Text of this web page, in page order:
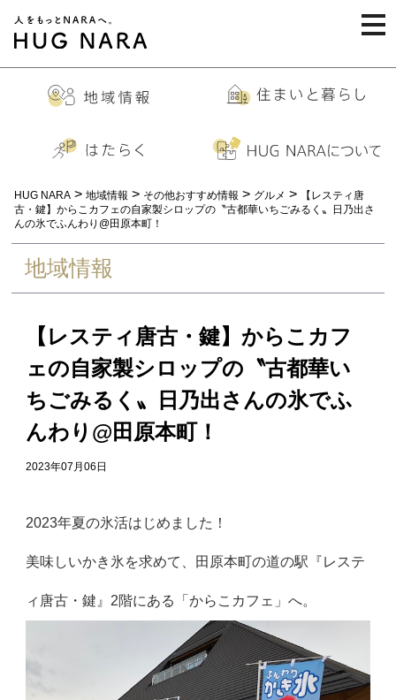
HUG NARA > 地域情報 > その他おすすめ情報 > グルメ >
【レスティ唐
古・鍵】からこカフェの自家製シロップの〝古都華いちごみるく〟日乃出さ
んの氷でふんわり@田原本町！
地域情報
【レスティ唐古・鍵】からこカフ
ェの自家製シロップの〝古都華い
ちごみるく〟日乃出さんの氷でふ
んわり@田原本町！
2023年07月06日
2023年夏の氷活はじめました！
美味しいかき氷を求めて、田原本町の道の駅『レステ
ィ唐古・鍵』2階にある「からこカフェ」へ。